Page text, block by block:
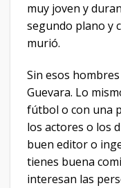
muy joven y
segundo plano y
murió.
Sin esos
Guevara. Lo
fútbol o con una
los actores o los
buen editor o
tienes buena
interesan las